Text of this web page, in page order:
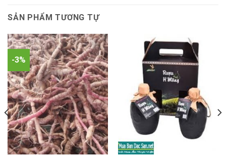
SẢN PHẨM TƯƠNG TỰ
-3%